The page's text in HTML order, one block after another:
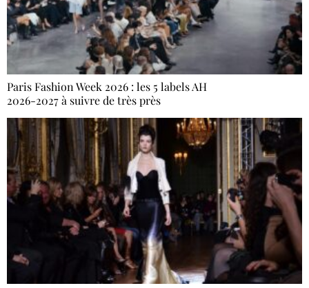
Paris Fashion Week 2026 : les 5 labels AH
2026-2027 à suivre de très près